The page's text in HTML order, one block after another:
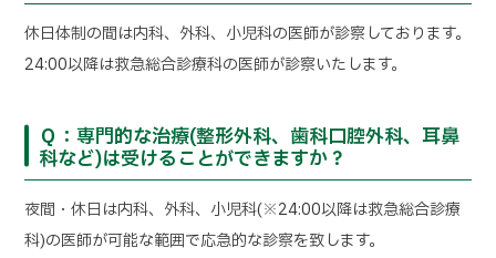
休日体制の間は内科、外科、小児科の医師が診察しております。
24:00以降は救急総合診療科の医師が診察いたします。
Ｑ：専門的な治療(整形外科、歯科口腔外科、耳鼻
科など)は受けることができますか？
夜間・休日は内科、外科、小児科(※24:00以降は救急総合診療
科)の医師が可能な範囲で応急的な診察を致します。